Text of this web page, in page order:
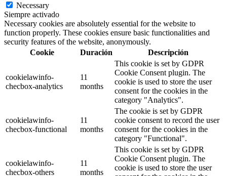
Necessary
Siempre activado
Necessary cookies are absolutely essential for the website to
function properly. These cookies ensure basic functionalities and
security features of the website, anonymously.
Cookie
Duración Descripción
cookielawinfo-
checbox-analytics
11
months
This cookie is set by GDPR
Cookie Consent plugin. The
cookie is used to store the user
consent for the cookies in the
category "Analytics".
cookielawinfo-
checbox-functional
11
months
The cookie is set by GDPR
cookie consent to record the user
consent for the cookies in the
category "Functional".
cookielawinfo-
checbox-others
11
months
This cookie is set by GDPR
Cookie Consent plugin. The
cookie is used to store the user